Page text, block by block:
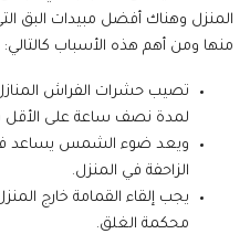
المنزل وهناك أفضل مبيدات البق
منها ومن أهم هذه الأسباب كالتالي:
تصيب حشرات الفراش
لمدة نصف ساعة على الأقل
ويعد ضوء الشمس يساعد
الزاحفة في المنزل.
يجب إلقاء القمامة خارج
محكمة الغلق.